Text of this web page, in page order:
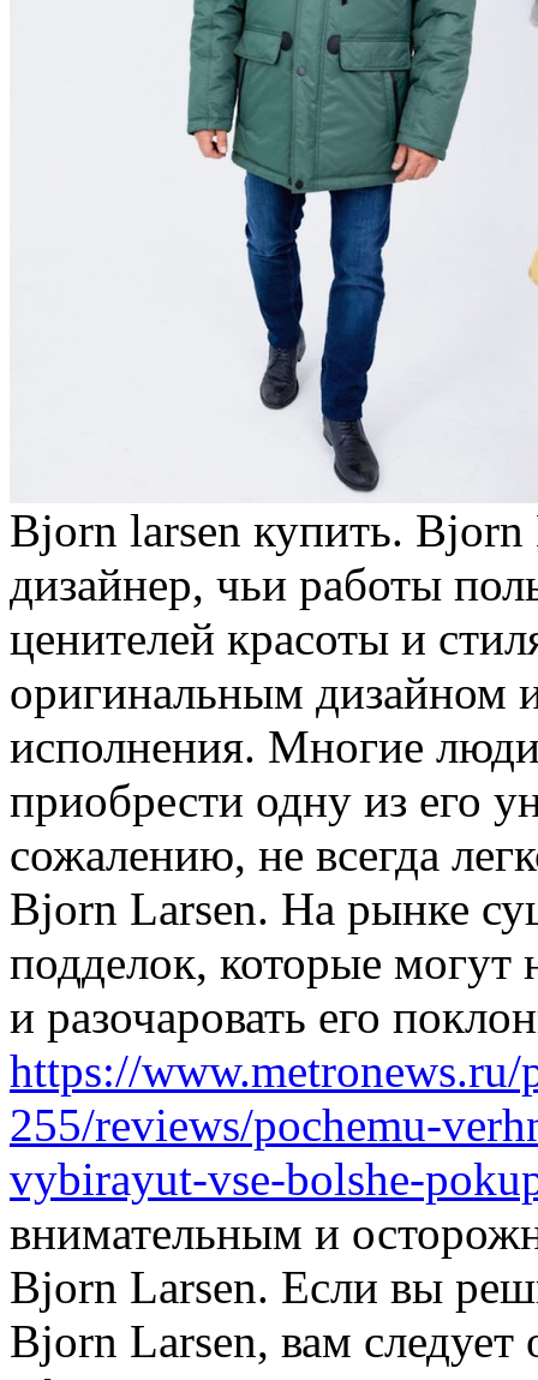
Bjorn larsen купить.
дизaйнeр, чьи работы
ценителей красоты и
оригинальным дизайном
исполнения. Многие
приобрести одну из его
сожалению, не всегда
Bjorn Larsen. На рынке
подделок, которые могут
и разочаровать его
https://
255/reviews/pochemu-
vybirayut-vse-bolshe-
внимательным и
Bjorn Larsen. Если вы
Bjorn Larsen, вам следует